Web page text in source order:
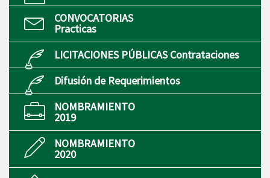
CONVOCATORIAS
Practicas
LICITACIONES PÚBLICAS Contrataciones
Difusión de Requerimientos
NOMBRAMIENTO
2019
NOMBRAMIENTO
2020